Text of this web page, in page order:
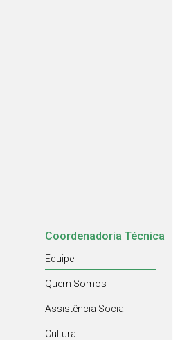
Coordenadoria Técnica
Equipe
Quem Somos
Assistência Social
Cultura